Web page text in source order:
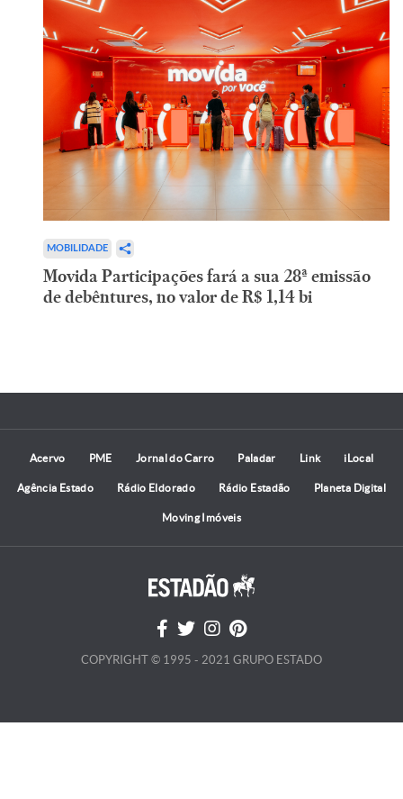
MOBILIDADE
Movida Participações fará a sua 28ª emissão
de debêntures, no valor de R$ 1,14 bi
Acervo PME Jornal do Carro Paladar Link iLocal
Agência Estado Rádio Eldorado Rádio Estadão Planeta Digital
Moving Imóveis
COPYRIGHT © 1995 - 2021 GRUPO ESTADO